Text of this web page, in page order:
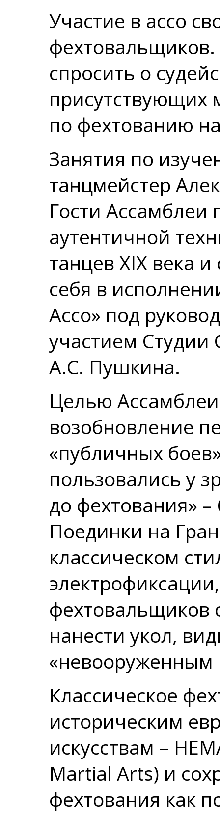
Участие в ассо
спросить о
присутствующих
по фехтованию
Занятия по
танцмейстер
Гости Ассамблеи
аутентичной
танцев XIX века
себя в
Ассо» под
участием Студии
А.С. Пушкина.
Целью Ассамблеи
возобновление
«публичных
пользовались у
до фехтования»
Поединки на
классическом
фехтовальщиков
нанести укол,
«невооруженным
Классическое
историческим
искусствам –
Martial Arts) и
фехтования как